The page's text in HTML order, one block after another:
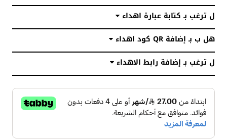
ل ترغب بـ كتابة عبارة اهداء
هل ب بـ إضافة QR كود اهداء
ل ترغب بـ إضافة رابط الاهداء